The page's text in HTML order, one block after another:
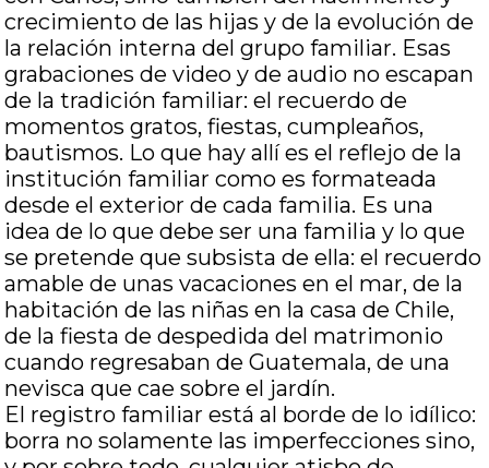
crecimiento de las hijas y de la evolución de
la relación interna del grupo familiar. Esas
grabaciones de video y de audio no escapan
de la tradición familiar: el recuerdo de
momentos gratos, fiestas, cumpleaños,
bautismos. Lo que hay allí es el reflejo de la
institución familiar como es formateada
desde el exterior de cada familia. Es una
idea de lo que debe ser una familia y lo que
se pretende que subsista de ella: el recuerdo
amable de unas vacaciones en el mar, de la
habitación de las niñas en la casa de Chile,
de la fiesta de despedida del matrimonio
cuando regresaban de Guatemala, de una
nevisca que cae sobre el jardín.
El registro familiar está al borde de lo idílico:
borra no solamente las imperfecciones sino,